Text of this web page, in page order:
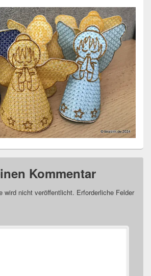
Kommentar
wird nicht veröffentlicht. Erforderliche Felder